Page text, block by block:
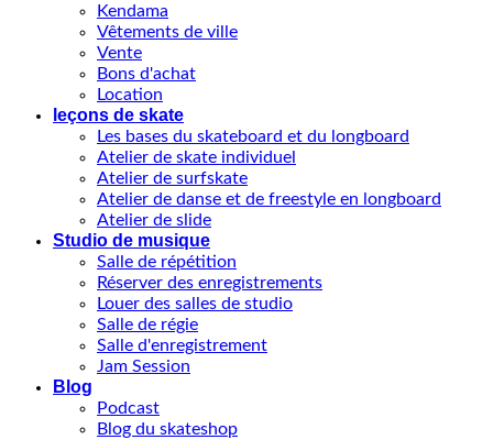
Kendama
Vêtements de ville
Vente
Bons d'achat
Location
leçons de skate
Les bases du skateboard et du longboard
Atelier de skate individuel
Atelier de surfskate
Atelier de danse et de freestyle en longboard
Atelier de slide
Studio de musique
Salle de répétition
Réserver des enregistrements
Louer des salles de studio
Salle de régie
Salle d'enregistrement
Jam Session
Blog
Podcast
Blog du skateshop